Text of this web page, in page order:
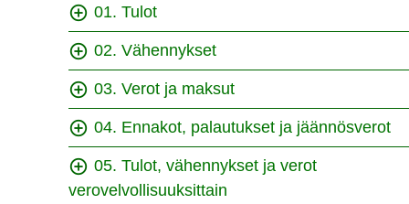
01. Tulot
02. Vähennykset
03. Verot ja maksut
04. Ennakot, palautukset ja jäännösverot
05. Tulot, vähennykset ja verot
verovelvollisuuksittain